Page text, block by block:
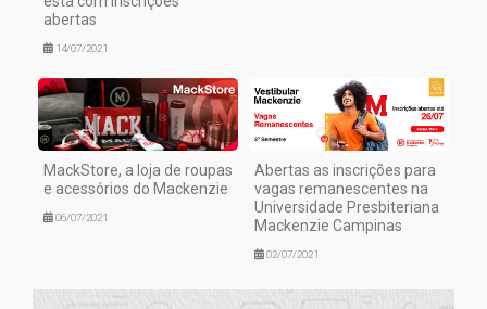
abertas
14/07/2021
MackStore, a loja de roupas
e acessórios do Mackenzie
06/07/2021
Abertas as inscrições para
vagas remanescentes na
Universidade Presbiteriana
Mackenzie Campinas
02/07/2021